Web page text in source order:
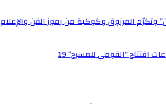
وتكرّم المرزوق وكوكبة من رموز الفن والإعلام
افتتاح “القومي للمسرح” 19